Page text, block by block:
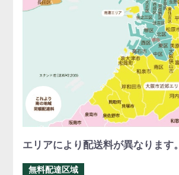
エリアにより配送料が異なります。
無料配達区域